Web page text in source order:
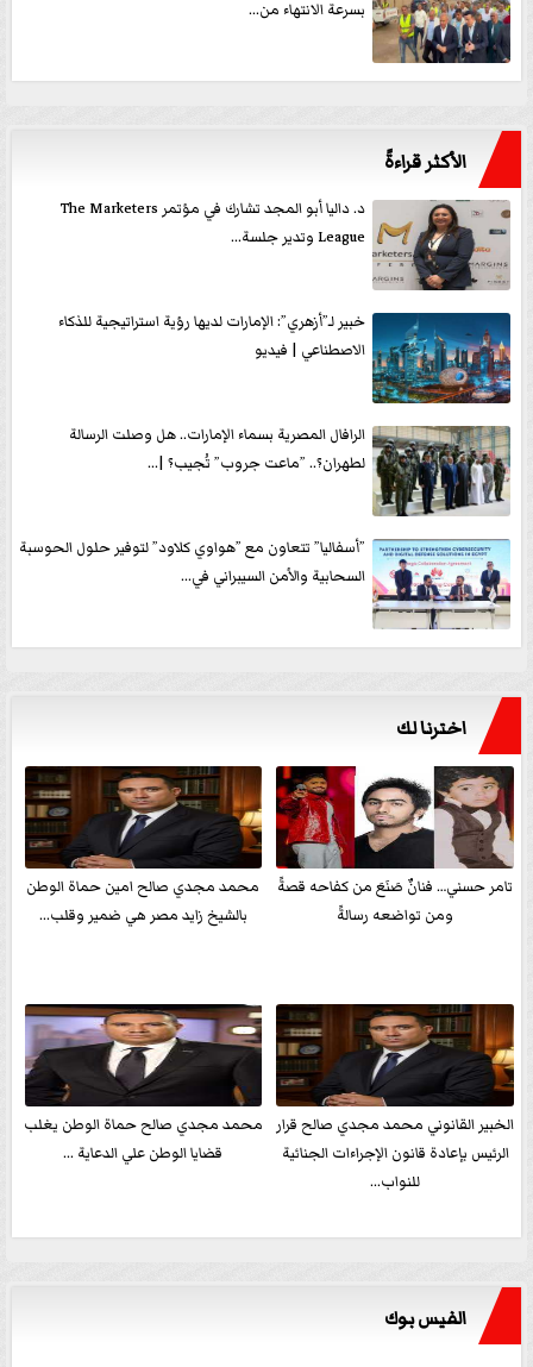
بسرعة الانتهاء من...
الأكثر قراءةً
د. داليا أبو المجد تشارك في مؤتمر The Marketers
League وتدير جلسة...
خبير لـ”أزهري”: الإمارات لديها رؤية استراتيجية للذكاء
الاصطناعي | فيديو
الرافال المصرية بسماء الإمارات.. هل وصلت الرسالة
لطهران؟.. ”ماعت جروب” تُجيب؟ |...
”أسفاليا” تتعاون مع ”هواوي كلاود” لتوفير حلول الحوسبة
السحابية والأمن السيبراني في...
اخترنا لك
تامر حسني… فنانٌ صَنَعَ من كفاحه قصةً
ومن تواضعه رسالةً
محمد مجدي صالح امين حماة الوطن
بالشيخ زايد مصر هي ضمير وقلب...
الخبير القانوني محمد مجدي صالح قرار
الرئيس بإعادة قانون الإجراءات الجنائية
للنواب...
محمد مجدي صالح حماة الوطن يغلب
قضايا الوطن علي الدعاية ...
الفيس بوك